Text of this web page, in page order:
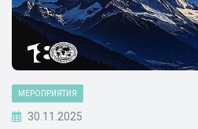
МЕРОПРИЯТИЯ
30.11.2025